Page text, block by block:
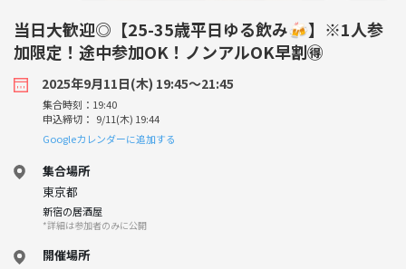
当日大歓迎◎【25-35歳平日ゆる飲み🍻】※1人参
加限定！途中参加OK！ノンアルOK早割🉐
2025年9月11日(木) 19:45〜21:45
集合時刻：19:40
申込締切： 9/11(木) 19:44
Googleカレンダーに追加する
集合場所
東京都
新宿の居酒屋
*詳細は参加者のみに公開
開催場所